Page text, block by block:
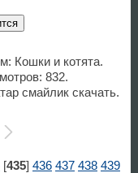
Кошки и котята.
832.
смайлик скачать.
[435] 436 437 438 439